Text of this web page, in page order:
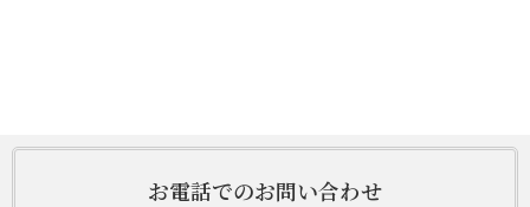
お電話でのお問い合わせ